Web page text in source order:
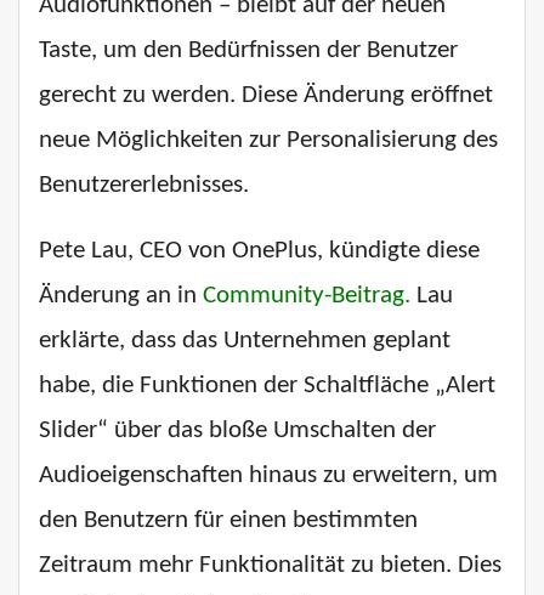
Audiofunktionen – bleibt auf der neuen
Taste, um den Bedürfnissen der Benutzer
gerecht zu werden. Diese Änderung eröffnet
neue Möglichkeiten zur Personalisierung des
Benutzererlebnisses.
Pete Lau, CEO von OnePlus, kündigte diese
Änderung an in Community-Beitrag. Lau
erklärte, dass das Unternehmen geplant
habe, die Funktionen der Schaltfläche „Alert
Slider“ über das bloße Umschalten der
Audioeigenschaften hinaus zu erweitern, um
den Benutzern für einen bestimmten
Zeitraum mehr Funktionalität zu bieten. Dies